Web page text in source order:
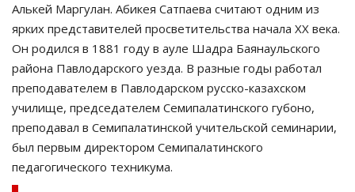
Алькей Маргулан. Абикея Сатпаева считают одним из
ярких представителей просветительства начала XX века.
Он родился в 1881 году в ауле Шадра Баянаульского
района Павлодарского уезда. В разные годы работал
преподавателем в Павлодарском русско-казахском
училище, председателем Семипалатинского губоно,
преподавал в Семипалатинской учительской семинарии,
был первым директором Семипалатинского
педагогического техникума.